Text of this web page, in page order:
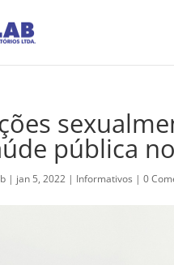
pública
| jan 5, 2022 | Informativos |0